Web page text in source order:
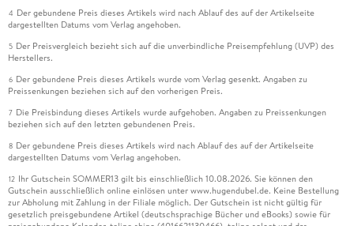
4 Der gebundene Preis dieses Artikels wird nach Ablauf des auf der Artikelseite
dargestellten Datums vom Verlag angehoben.
5 Der Preisvergleich bezieht sich auf die unverbindliche Preisempfehlung (UVP) des
Herstellers.
6 Der gebundene Preis dieses Artikels wurde vom Verlag gesenkt. Angaben zu
Preissenkungen beziehen sich auf den vorherigen Preis.
7 Die Preisbindung dieses Artikels wurde aufgehoben. Angaben zu Preissenkungen
beziehen sich auf den letzten gebundenen Preis.
8 Der gebundene Preis dieses Artikels wird nach Ablauf des auf der Artikelseite
dargestellten Datums vom Verlag angehoben.
12 Ihr Gutschein SOMMER13 gilt bis einschließlich 10.08.2026. Sie können den
Gutschein ausschließlich online einlösen unter www.hugendubel.de. Keine Bestellung
zur Abholung mit Zahlung in der Filiale möglich. Der Gutschein ist nicht gültig für
gesetzlich preisgebundene Artikel (deutschsprachige Bücher und eBooks) sowie für